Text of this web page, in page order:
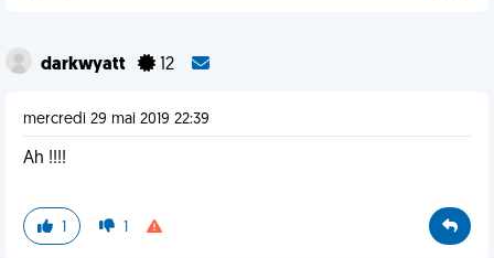
darkwyatt 12
mercredi 29 mai 2019 22:39
Ah !!!!
1 1